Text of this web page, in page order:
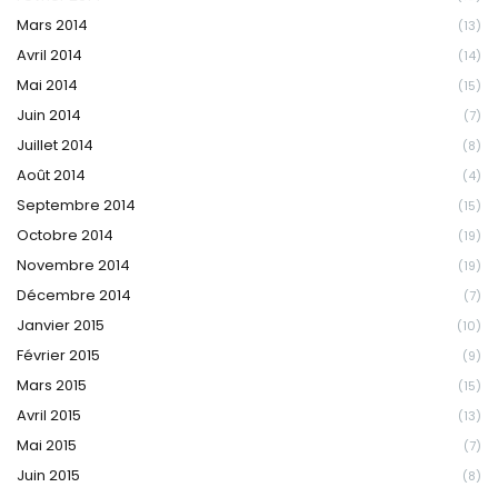
Mars 2014 (13)
Avril 2014 (14)
Mai 2014 (15)
Juin 2014 (7)
Juillet 2014 (8)
Août 2014 (4)
Septembre 2014 (15)
Octobre 2014 (19)
Novembre 2014 (19)
Décembre 2014 (7)
Janvier 2015 (10)
Février 2015 (9)
Mars 2015 (15)
Avril 2015 (13)
Mai 2015 (7)
Juin 2015 (8)